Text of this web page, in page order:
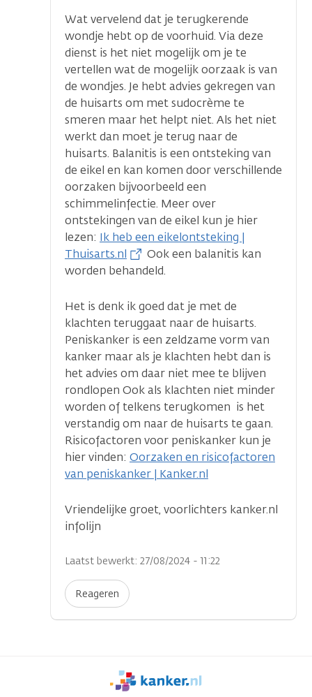
Wat vervelend dat je terugkerende
wondje hebt op de voorhuid. Via deze
dienst is het niet mogelijk om je te
vertellen wat de mogelijk oorzaak is van
de wondjes. Je hebt advies gekregen van
de huisarts om met sudocrème te
smeren maar het helpt niet. Als het niet
werkt dan moet je terug naar de
huisarts. Balanitis is een ontsteking van
de eikel en kan komen door verschillende
oorzaken bijvoorbeeld een
schimmelinfectie. Meer over
ontstekingen van de eikel kun je hier
lezen: Ik heb een eikelontsteking |
Thuisarts.nl
Ook een balanitis kan
worden behandeld.
Het is denk ik goed dat je met de
klachten teruggaat naar de huisarts.
Peniskanker is een zeldzame vorm van
kanker maar als je klachten hebt dan is
het advies om daar niet mee te blijven
rondlopen Ook als klachten niet minder
worden of telkens terugkomen is het
verstandig om naar de huisarts te gaan.
Risicofactoren voor peniskanker kun je
hier vinden: Oorzaken en risicofactoren
van peniskanker | Kanker.nl
Vriendelijke groet, voorlichters kanker.nl
infolijn
Laatst bewerkt: 27/08/2024 - 11:22
Reageren
We